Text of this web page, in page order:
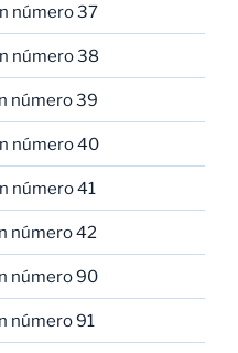
número 37
número 38
número 39
número 40
número 41
número 42
número 90
número 91